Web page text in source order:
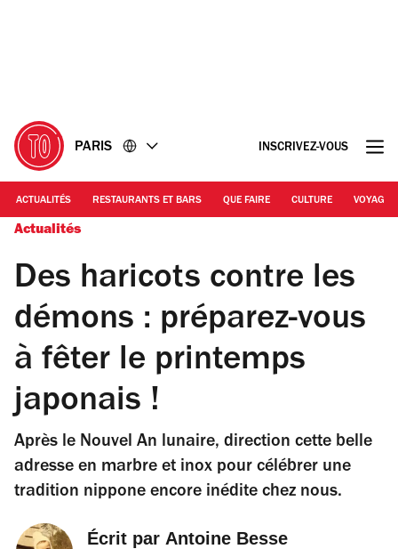
PARIS INSCRIVEZ-VOUS
ACTUALITÉS RESTAURANTS ET BARS QUE FAIRE CULTURE VOYAGE
Actualités
Des haricots contre les
démons : préparez-vous
à fêter le printemps
japonais !
Après le Nouvel An lunaire, direction cette belle
adresse en marbre et inox pour célébrer une
tradition nippone encore inédite chez nous.
Écrit par Antoine Besse